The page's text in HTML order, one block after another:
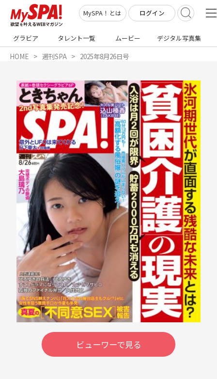
MySPA！とは ログイン
グラビア タレント一覧 ムービー デジタル写真集
HOME 週刊SPA 2025年8月26日号
ビューワーで見る